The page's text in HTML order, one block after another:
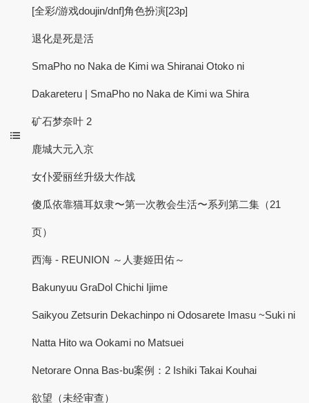
[全彩/游戏doujin/dnf]角色扮演[23p]
退化是死是活
SmaPho no Naka de Kimi wa Shiranai Otoko ni
Dakareteru | SmaPho no Naka de Kimi wa Shira
矿石梦奈叶 2
鹿城大元入京
女仆爱丽丝升级大作战
傻瓜依靠猫耳奴隶〜第一次教会生活〜系列第二集（21
页）
西海 - REUNION ～人妻姬田佑～
Bakunyuu GraDol Chichi Ijime
Saikyou Zetsurin Dekachinpo ni Odosarete Imasu ~Suki ni
Natta Hito wa Ookami no Matsuei
Netorare Onna Bas-bu案例：2 Ishiki Takai Kouhai
欲望（未经审查）